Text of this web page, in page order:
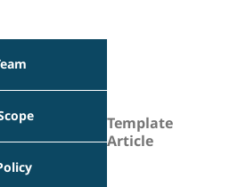
Template
Article